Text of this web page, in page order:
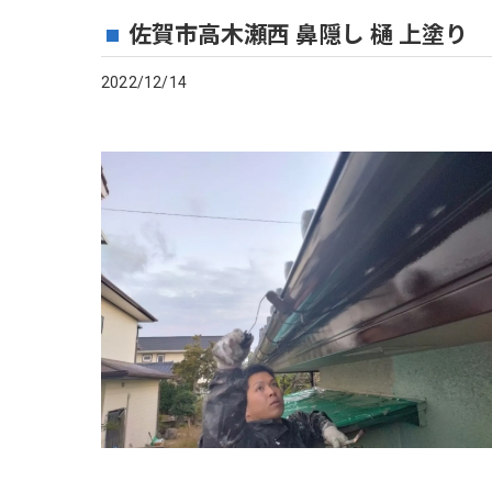
佐賀市高木瀬西 鼻隠し 樋 上塗り
2022/12/14